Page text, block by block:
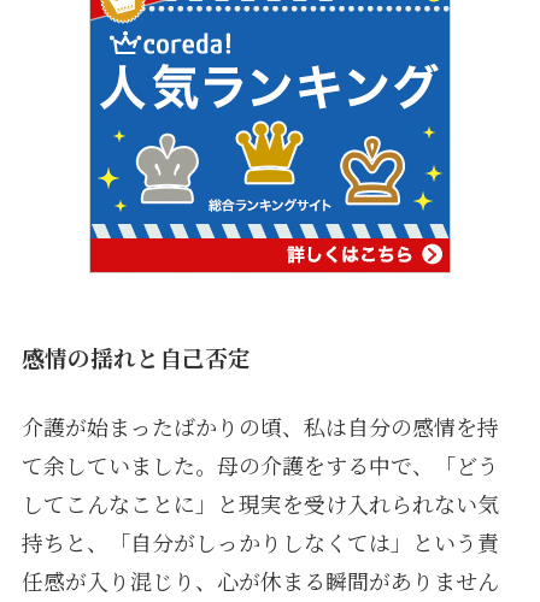
感情の揺れと自己否定
介護が始まったばかりの頃、私は自分の感情を持
て余していました。母の介護をする中で、「どう
してこんなことに」と現実を受け入れられない気
持ちと、「自分がしっかりしなくては」という責
任感が入り混じり、心が休まる瞬間がありません